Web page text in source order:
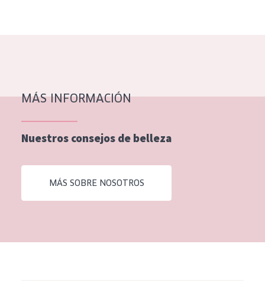
MÁS INFORMACIÓN
Nuestros consejos de belleza
MÁS SOBRE NOSOTROS